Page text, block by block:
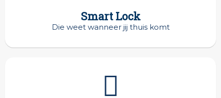
Smart Lock
Die weet wanneer jij thuis komt